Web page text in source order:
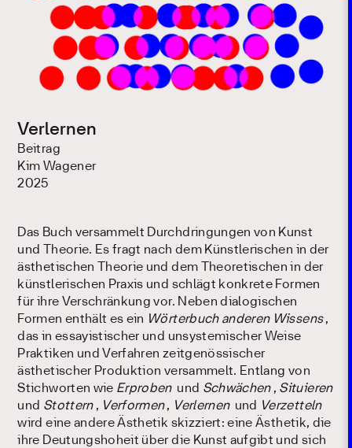
Verlernen
Beitrag
Kim Wagener
2025
Das Buch versammelt Durchdringungen von Kunst
und Theorie. Es fragt nach dem Künstlerischen in der
ästhetischen Theorie und dem Theoretischen in der
künstlerischen Praxis und schlägt konkrete Formen
für ihre Verschränkung vor. Neben dialogischen
Formen enthält es ein Wörterbuch anderen Wissens ,
das in essayistischer und unsystemischer Weise
Praktiken und Verfahren zeitgenössischer
ästhetischer Produktion versammelt. Entlang von
Stichworten wie Erproben und Schwächen , Situieren
und Stottern , Verformen , Verlernen und Verzetteln
wird eine andere Ästhetik skizziert: eine Ästhetik, die
ihre Deutungshoheit über die Kunst aufgibt und sich